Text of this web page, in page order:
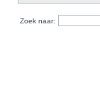
Zoek naar: